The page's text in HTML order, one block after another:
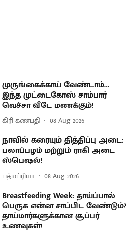
முருங்கைக்காய் வேண்டாம்…
இந்த முட்டைகோஸ் சாம்பார்
வெச்சா வீடே மணக்கும்!
கிரி கணபதி 08 Aug 2026
நாவில் கரையும் தித்திப்பு அடை:
பலாப்பழம் மற்றும் ராகி அடை
ஸ்பெஷல்!
பத்மப்ரியா 08 Aug 2026
Breastfeeding Week: தாய்ப்பால்
பெருக என்ன சாப்பிட வேண்டும்?
தாய்மார்களுக்கான சூப்பர்
உணவுகள்!